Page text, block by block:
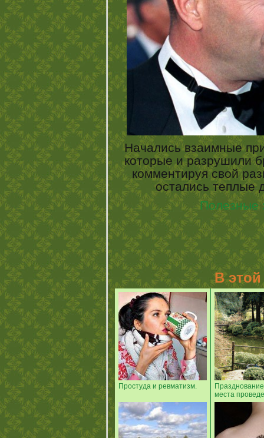
Начались взаимные
которые и разрушили
комментируя свой
остались теплые
Полезные
В
Простуда и ревматизм.
места